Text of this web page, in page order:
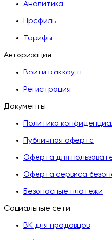
Аналитика
Профиль
Тарифы
Авторизация
Войти в аккаунт
Регистрация
Документы
Политика
Публичная оферта
Оферта для
Оферта сервиса
Безопасные платежи
Социальные сети
ВК для продавцов